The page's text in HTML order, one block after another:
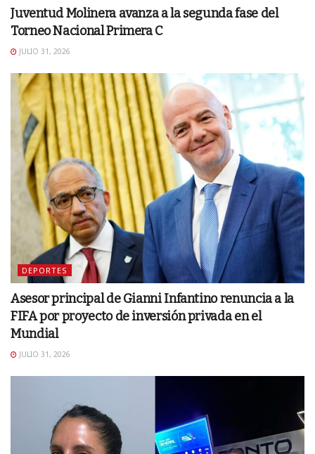
Juventud Molinera avanza a la segunda fase del
Torneo Nacional Primera C
JULIO 31, 2026
DEPORTES
Asesor principal de Gianni Infantino renuncia a la
FIFA por proyecto de inversión privada en el
Mundial
JULIO 31, 2026